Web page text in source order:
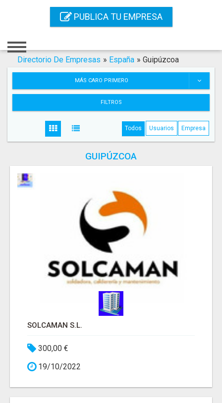
PUBLICA TU EMPRESA
Registro
Servicios SEO
Directorio De Empresas » España » Guipúzcoa
MÁS CARO PRIMERO
FILTROS
Todos Usuarios Empresa
GUIPÚZCOA
SOLCAMAN S.L.
300,00 €
19/10/2022